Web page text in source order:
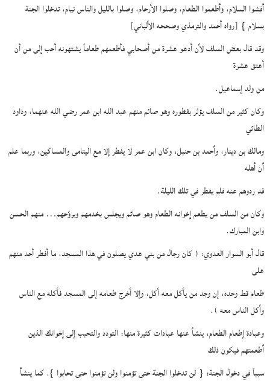
أفشوا السلام، وأطعموا الطعام، وصلوا الأرحام، وصلوا بالليل والناس نيام، تدخلوا الجنة
بسلام } [رواه أحمد والترمذي وصححه الألباني]
وقد قال بعض السلف لأن أدعو عشرة من أصحابي فأطعمهم طعاماً يشتهونه أحب إلى من أن
أعتق عشرة
من ولد إسماعيل.
وكان كثير من السلف يؤثر بفطوره وهو صائم منهم عبد الله ابن عمر رضي الله عنهما، وداود
الطائي
ومالك بن دينار، وأحمد بن حنبل، وكان ابن عمر لا يفطر إلا مع اليتامى والمساكين، وربما علم
أن أهله
قد ردوهم عنه فلم يفطر في تلك الليلة.
وكان من السلف من يطعم إخوانه الطعام وهو صائم ويجلس بخدمهم ويروّحهم… منهم الحسن
وابن المبارك.
قال أبو السوار العدوي: ( كان رجال من بني عدي يصلون في هذا المسجد، ما أفطر أحد منهم
على
طعام قط وحده، إن وجد من يأكل معه أكل، وإلا أخرج طعامه إلى المسجد فأكله مع الناس
وأكل الناس معه ).
وعبادة إطعام الطعام، ينشأ عنها عبادات كثيرة منها: التودد والتحبب إلى إخوانك الذين
أطعمتهم فيكون ذلك
سبباً في دخول الجنة: { لن تدخلوا الجنة حتى تؤمنوا ولن تؤمنوا حتى تحابوا }. كما ينشأ